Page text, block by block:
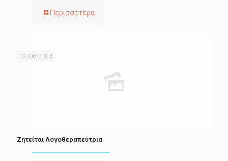
Περισσότερα
12/06/2024
Ζητείται Λογοθεραπεύτρια